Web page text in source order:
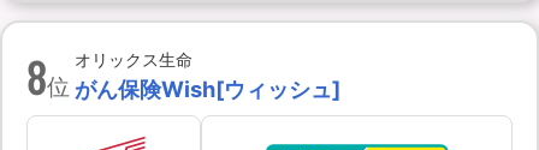
8位
オリックス生命
がん保険Wish[ウィッシュ]